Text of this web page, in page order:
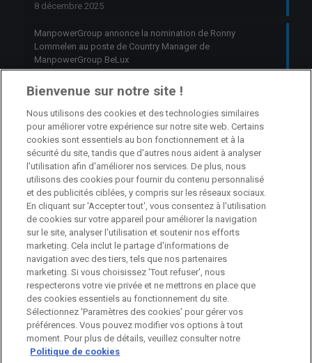
8 décembre 2025
ManpowerGroup annonce la nomination de Ronny
Lommelen au poste de Country Manager de
ManpowerGroup BeLux
Jobs
Branch Manager Namur
Namur Temps plein
Branch Manager Anderlecht
Anderlecht Temps plein
Job étudiant – HR Consultant
Anderlecht Temporaire
Bienvenue sur notre site !
Nous utilisons des cookies et des technologies similaires
pour améliorer votre expérience sur notre site web. Certains
cookies sont essentiels au bon fonctionnement et à la
sécurité du site, tandis que d'autres nous aident à analyser
l'utilisation afin d'améliorer nos services. De plus, nous
utilisons des cookies pour fournir du contenu personnalisé
et des publicités ciblées, y compris sur les réseaux sociaux.
En cliquant sur 'Accepter tout', vous consentez à l'utilisation
de cookies sur votre appareil pour améliorer la navigation
sur le site, analyser l'utilisation et soutenir nos efforts
marketing. Cela inclut le partage d'informations de
navigation avec des tiers, tels que nos partenaires
marketing. Si vous choisissez 'Tout refuser', nous
respecterons votre vie privée et ne mettrons en place que
des cookies essentiels au fonctionnement du site.
Sélectionnez 'Paramètres des cookies' pour gérer vos
préférences. Vous pouvez modifier vos options à tout
moment. Pour plus de détails, veuillez consulter notre
Politique de cookies